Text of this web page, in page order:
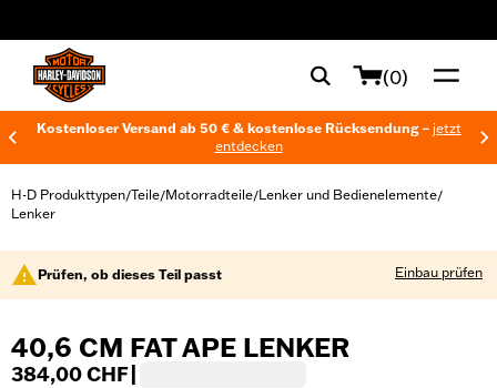
(0)
Kostenloser Versand ab 50 € & kostenlose Rücksendung – jetzt
entdecken
H-D Produkttypen/Teile/Motorradteile/Lenker und Bedienelemente/
Lenker
Prüfen, ob dieses Teil passt Einbau prüfen
40,6 CM FAT APE LENKER
384,00 CHF